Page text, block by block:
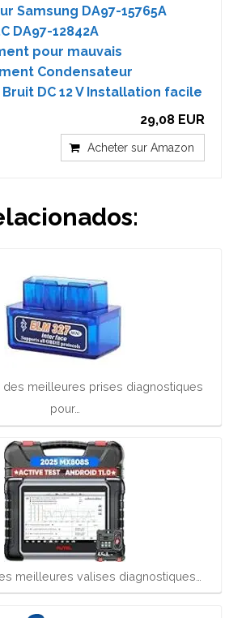
Samsung DA97-15765A
DA97-12842A
pour mauvais
Condensateur
DC 12 V Installation facile
29,08 EUR
Acheter sur Amazon
des meilleures prises diagnostiques
pour…
meilleures valises diagnostiques…